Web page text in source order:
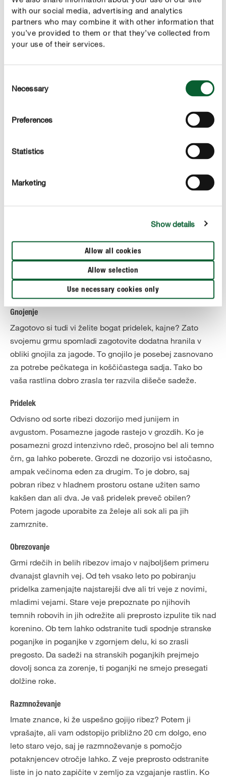
with our social media, advertising and analytics
partners who may combine it with other information that
you’ve provided to them or that they’ve collected from
your use of their services.
Selection
Necessary
Preferences
Statistics
Marketing
Show details
Allow all cookies
Allow selection
Use necessary cookies only
Naš nasvet
Ne želite deliti svojega ribeza s pticami? Potem sezite
po mreži za zaščito pred pticami in jo poveznite prek
PRAVILNA NEGA
Zalivanje
potrebujejo veliko vode, da se dobro zakoreninijo. Zato
Samo če spomladi ali poleti nastopijo dolga obdobja
zalivalko. Vendar pri tem ne zmočite listov, saj so mokri
listi bolj dovzetni za napad glivičnih bolezni. Če pa na
zemljo okrog grma nanesete sloj zastirke iz listja ali
pokošene trave, bo zemlja ostala vlažna dlje časa.
Gnojenje
Zagotovo si tudi vi želite bogat pridelek, kajne? Zato
svojemu grmu spomladi zagotovite dodatna hranila v
obliki gnojila za jagode. To gnojilo je posebej zasnovano
za potrebe pečkatega in koščičastega sadja. Tako bo
vaša rastlina dobro zrasla ter razvila dišeče sadeže.
Pridelek
Odvisno od sorte ribezi dozorijo med junijem in
avgustom. Posamezne jagode rastejo v grozdih. Ko je
posamezni grozd intenzivno rdeč, prosojno bel ali temno
črn, ga lahko poberete. Grozdi ne dozorijo vsi istočasno,
ampak večinoma eden za drugim. To je dobro, saj
pobran ribez v hladnem prostoru ostane užiten samo
kakšen dan ali dva. Je vaš pridelek preveč obilen?
Potem jagode uporabite za želeje ali sok ali pa jih
zamrznite.
Obrezovanje
Grmi rdečih in belih ribezov imajo v najboljšem primeru
dvanajst glavnih vej. Od teh vsako leto po pobiranju
pridelka zamenjajte najstarejši dve ali tri veje z novimi,
mladimi vejami. Stare veje prepoznate po njihovih
temnih robovih in jih odrežite ali preprosto izpulite tik nad
korenino. Ob tem lahko odstranite tudi spodnje stranske
poganjke in poganjke v zgornjem delu, ki so zrasli
pregosto. Da sadeži na stranskih poganjkih prejmejo
dovolj sonca za zorenje, ti poganjki ne smejo presegati
dolžine roke.
Razmnoževanje
Imate znance, ki že uspešno gojijo ribez? Potem ji
vprašajte, ali vam odstopijo približno 20 cm dolgo, eno
leto staro vejo, saj je razmnoževanje s pomočjo
potaknjencev otročje lahko. Z veje preprosto odstranite
liste in jo nato zapičite v zemljo za vzgajanje rastlin. Ko